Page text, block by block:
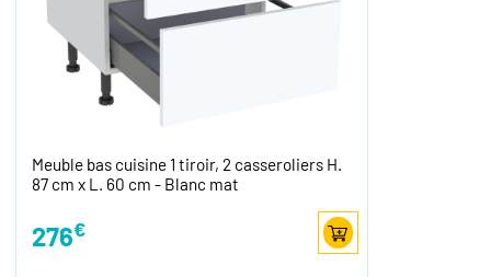
Meuble bas cuisine 1 tiroir, 2 casseroliers H.
87 cm x L. 60 cm - Blanc mat
276€